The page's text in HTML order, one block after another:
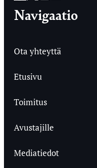
Navigaatio
Ota yhteyttä
Etusivu
Toimitus
Avustajille
Mediatiedot